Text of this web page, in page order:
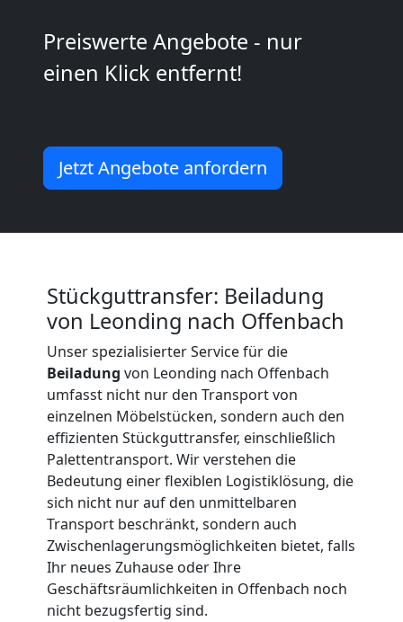
Preiswerte Angebote - nur
einen Klick entfernt!
Jetzt Angebote anfordern
Stückguttransfer: Beiladung
von Leonding nach Offenbach
Unser spezialisierter Service für die
Beiladung von Leonding nach Offenbach
umfasst nicht nur den Transport von
einzelnen Möbelstücken, sondern auch den
effizienten Stückguttransfer, einschließlich
Palettentransport. Wir verstehen die
Bedeutung einer flexiblen Logistiklösung, die
sich nicht nur auf den unmittelbaren
Transport beschränkt, sondern auch
Zwischenlagerungsmöglichkeiten bietet, falls
Ihr neues Zuhause oder Ihre
Geschäftsräumlichkeiten in Offenbach noch
nicht bezugsfertig sind.
Beiladung
Beiladung
International
Internationaler
Umzug
Nationaler
Umzug